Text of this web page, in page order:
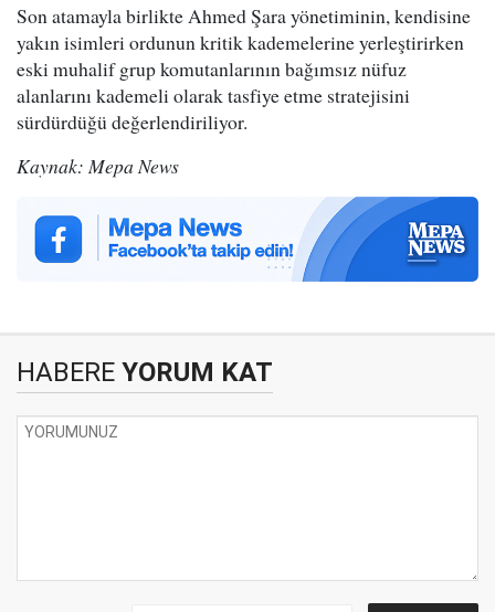
Son atamayla birlikte Ahmed Şara yönetiminin, kendisine
yakın isimleri ordunun kritik kademelerine yerleştirirken
eski muhalif grup komutanlarının bağımsız nüfuz
alanlarını kademeli olarak tasfiye etme stratejisini
sürdürdüğü değerlendiriliyor.
Kaynak: Mepa News
HABERE YORUM KAT